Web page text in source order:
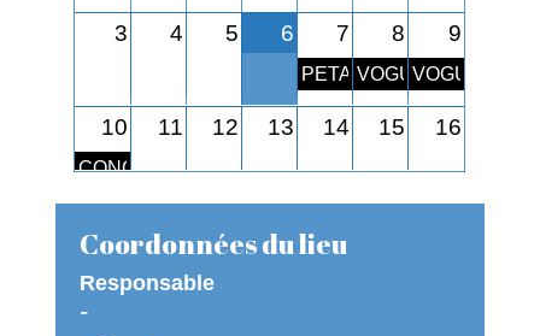
3 4 5 6 7 8 9
PETANQUE NOCTURNE
VOGUE - FEU
VOGUE
10 11 12 13 14 15 16
CONCOURS DE LA VOGUE
Coordonnées du lieu
Responsable
-